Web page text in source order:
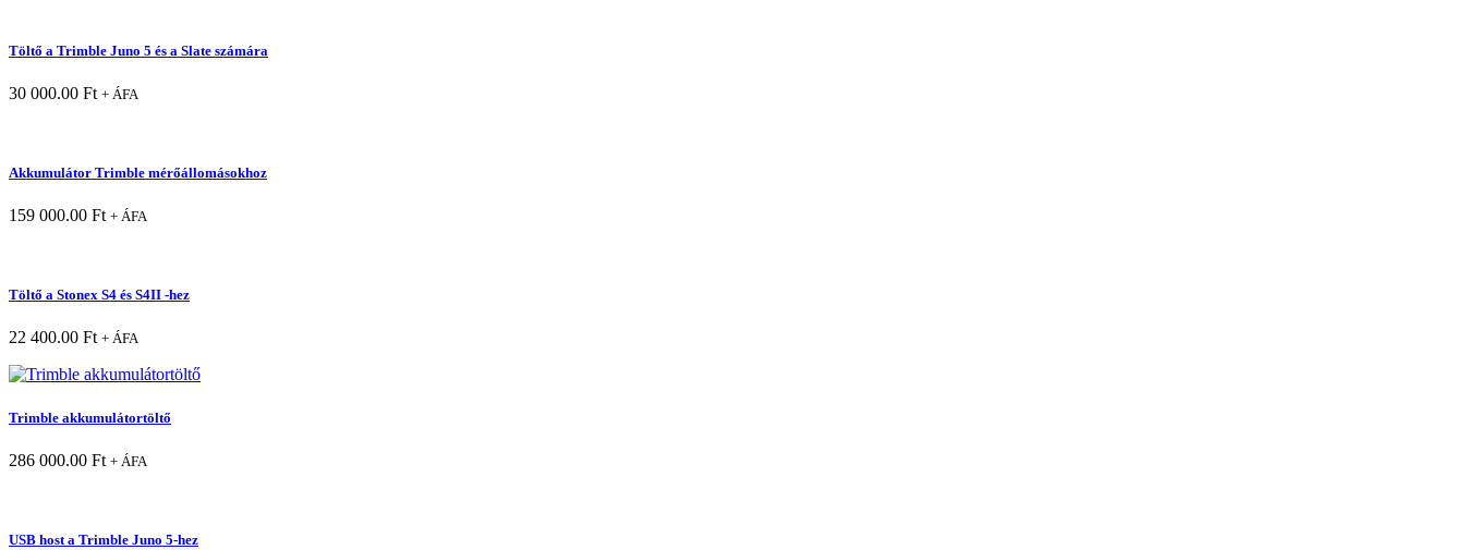
Töltő a Trimble Juno 5 és a Slate számára
30 000.00 Ft + ÁFA
Akkumulátor Trimble mérőállomásokhoz
159 000.00 Ft + ÁFA
Töltő a Stonex S4 és S4II -hez
22 400.00 Ft + ÁFA
Trimble akkumulátortöltő
286 000.00 Ft + ÁFA
USB host a Trimble Juno 5-hez